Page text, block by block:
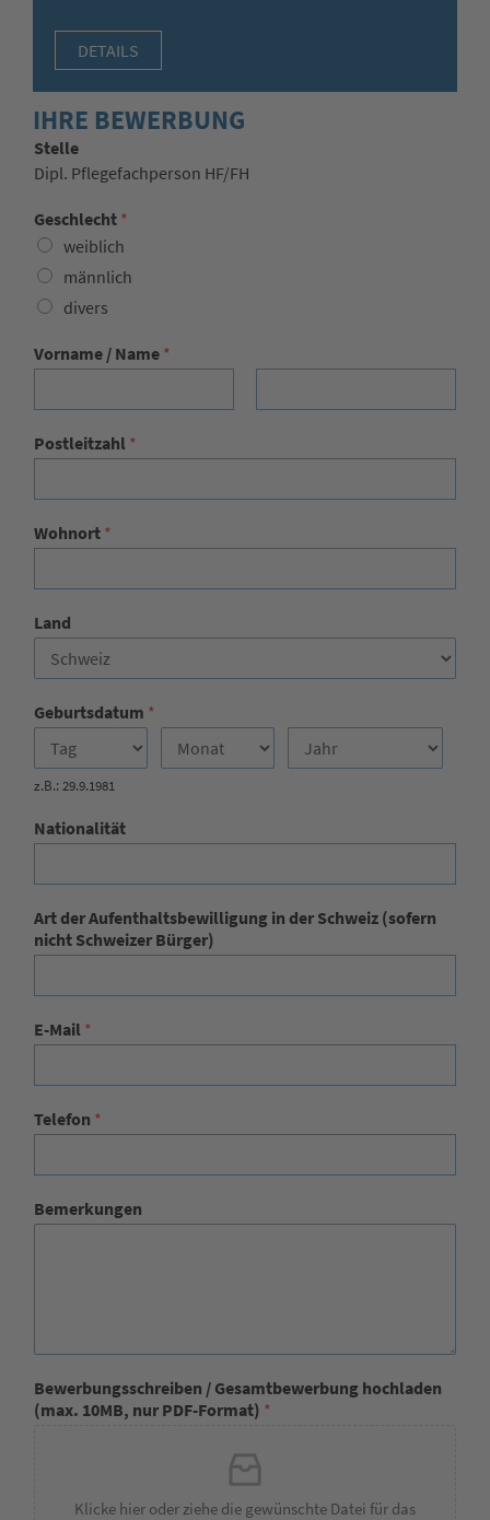
DETAILS
IHRE BEWERBUNG
Stelle
Dipl. Pflegefachperson HF/FH
Geschlecht *
weiblich
männlich
divers
Vorname / Name *
Postleitzahl *
Wohnort *
Land
Geburtsdatum *
z.B.: 29.9.1981
Nationalität
Art der Aufenthaltsbewilligung in der Schweiz (sofern
nicht Schweizer Bürger)
E-Mail *
Telefon *
Bemerkungen
Bewerbungsschreiben / Gesamtbewerbung hochladen
(max. 10MB, nur PDF-Format) *
Klicke hier oder ziehe die gewünschte Datei für das